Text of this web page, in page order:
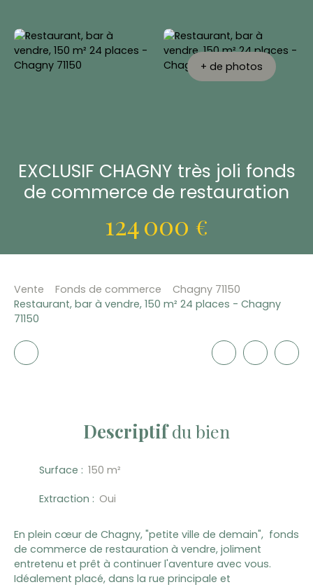
+ de photos
EXCLUSIF CHAGNY très joli fonds
de commerce de restauration
124 000 €
Vente Fonds de commerce
Chagny 71150
Restaurant, bar à vendre, 150 m² 24 places - Chagny
71150
Descriptifdu bien
Surface : 150 m²
Extraction : Oui
En plein cœur de Chagny, "petite ville de demain", fonds
de commerce de restauration à vendre, joliment
entretenu et prêt à continuer l'aventure avec vous.
Idéalement placé, dans la rue principale et